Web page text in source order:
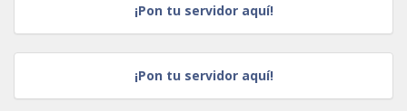
¡Pon tu servidor aquí!
¡Pon tu servidor aquí!